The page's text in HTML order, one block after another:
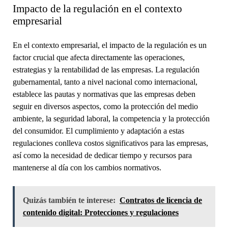
Impacto de la regulación en el contexto
empresarial
En el contexto empresarial, el impacto de la regulación es un
factor crucial que afecta directamente las operaciones,
estrategias y la rentabilidad de las empresas. La regulación
gubernamental, tanto a nivel nacional como internacional,
establece las pautas y normativas que las empresas deben
seguir en diversos aspectos, como la protección del medio
ambiente, la seguridad laboral, la competencia y la protección
del consumidor. El cumplimiento y adaptación a estas
regulaciones conlleva costos significativos para las empresas,
así como la necesidad de dedicar tiempo y recursos para
mantenerse al día con los cambios normativos.
Quizás también te interese: Contratos de licencia de
contenido digital: Protecciones y regulaciones